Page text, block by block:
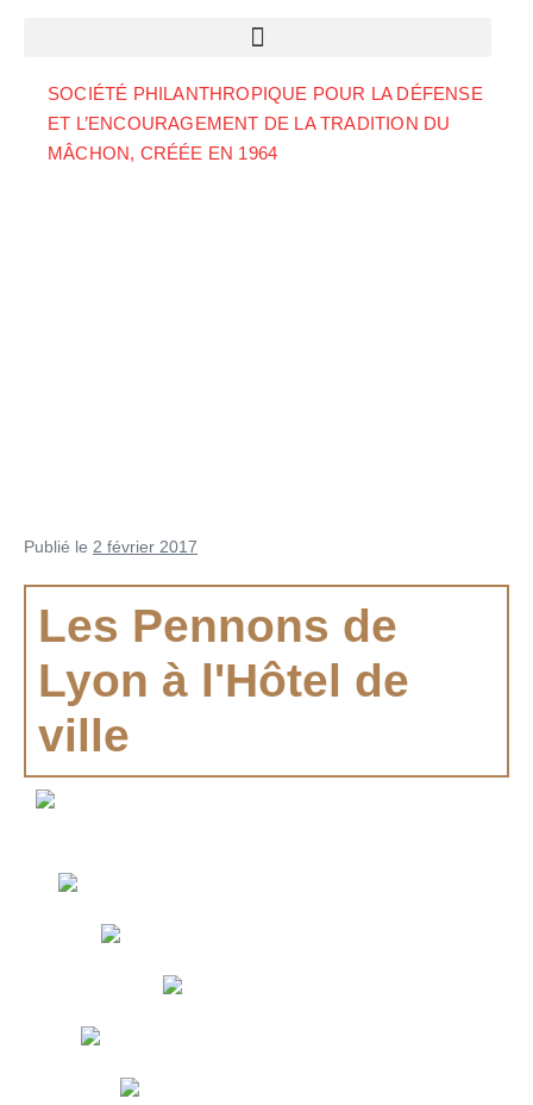
SOCIÉTÉ PHILANTHROPIQUE POUR LA DÉFENSE
ET L’ENCOURAGEMENT DE LA TRADITION DU
MÂCHON, CRÉÉE EN 1964
Publié le 2 février 2017
Les Pennons de
Lyon à l'Hôtel de
ville